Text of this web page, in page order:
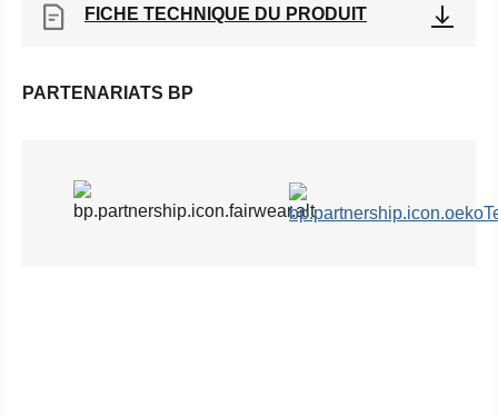
FICHE TECHNIQUE DU PRODUIT
PARTENARIATS BP